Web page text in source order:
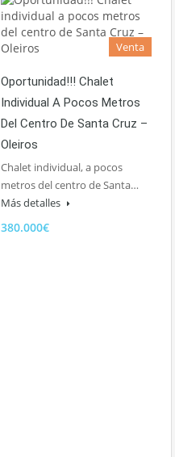
Venta
Oportunidad!!! Chalet
Individual A Pocos Metros
Del Centro De Santa Cruz –
Oleiros
Chalet individual, a pocos
metros del centro de Santa…
Más detalles
380.000€